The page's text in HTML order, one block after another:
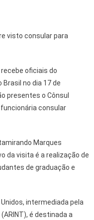
visto consular para
oficiais do
Brasil no dia 17 de
presentes o Cônsul
consular
Marques
da visita é a realização de
de graduação e
intermediada pela
é destinada a